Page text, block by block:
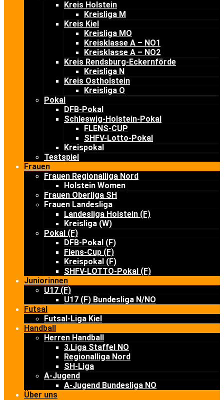
Kreis Holstein
Kreisliga M
Kreis Kiel
Kreisliga MO
Kreisklasse A – NO1
Kreisklasse A – NO2
Kreis Rendsburg-Eckernförde
Kreisliga N
Kreis Ostholstein
Kreisliga O
Pokal
DFB-Pokal
Schleswig-Holstein-Pokal
FLENS-CUP
SHFV-Lotto-Pokal
Kreispokal
Testspiel
Frauen
Frauen Regionalliga Nord
Holstein Women
Frauen Oberliga SH
Frauen Landesliga
Landesliga Holstein (F)
Kreisliga (W)
Pokal (F)
DFB-Pokal (F)
Flens-Cup (F)
Kreispokal (F)
SHFV-LOTTO-Pokal (F)
Juniorinnen
U17 (F)
U17 (F) Bundesliga N/NO
Futsal
Futsal-Liga Kiel
Handball
Herren Handball
3.Liga Staffel NO
Regionalliga Nord
SH-Liga
A-Jugend
A-Jugend Bundesliga NO
Über uns